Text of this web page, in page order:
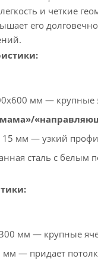
и четкие
его
мм — крупные
15 мм — узкий
сталь с белым
мм — крупные
мм — придает